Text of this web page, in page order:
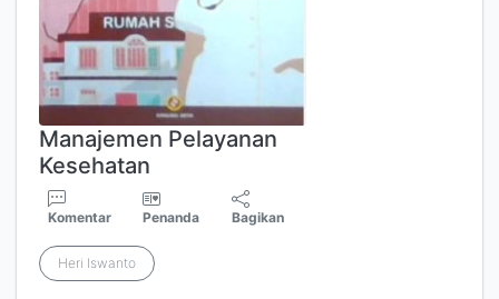
Manajemen Pelayanan
Kesehatan
Komentar Penanda Bagikan
Heri Iswanto